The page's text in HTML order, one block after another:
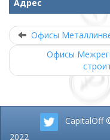
Адрес
Офисы
Офисы
CapitalOff
2022